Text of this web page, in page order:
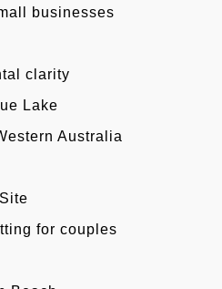
businesses
clarity
Lake
Australia
for couples